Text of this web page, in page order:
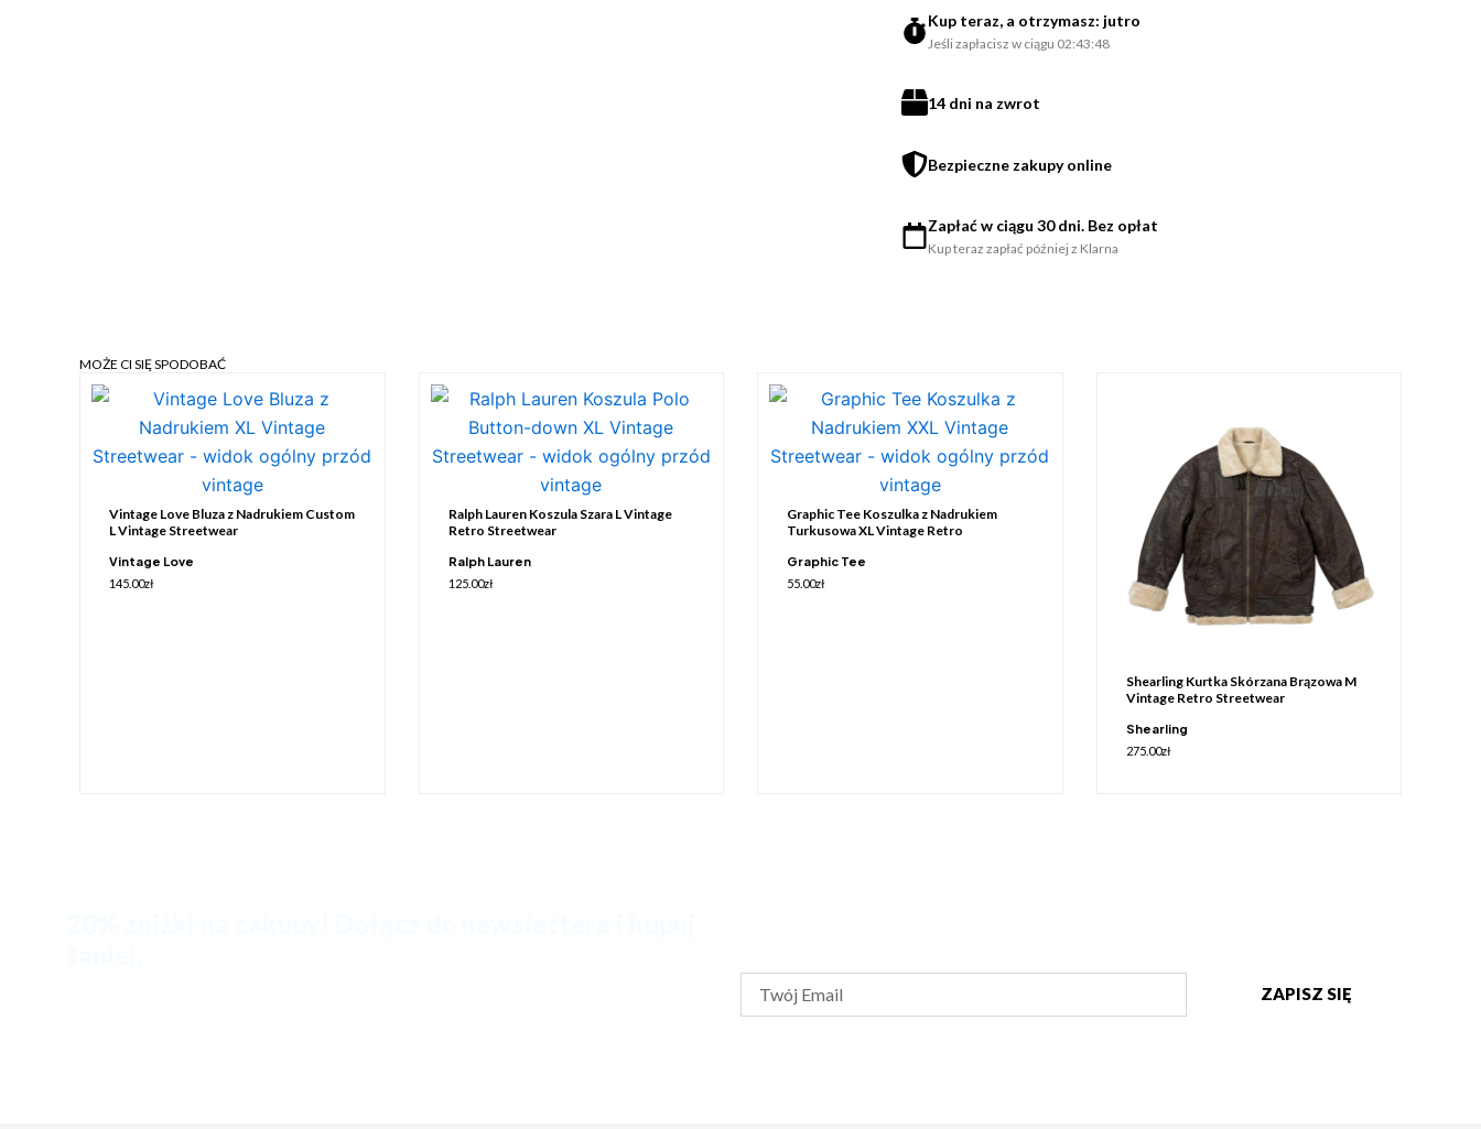
Kup teraz, a otrzymasz: jutro
Jeśli zapłacisz w ciągu 02:43:48
14 dni na zwrot
Bezpieczne zakupy online
Zapłać w ciągu 30 dni. Bez opłat
Kup teraz zapłać później z Klarna
MOŻE CI SIĘ SPODOBAĆ
Vintage Love Bluza z Nadrukiem Custom
L Vintage Streetwear
Vintage Love
145.00zł
Ralph Lauren Koszula Szara L Vintage
Retro Streetwear
Ralph Lauren
125.00zł
Graphic Tee Koszulka z Nadrukiem
Turkusowa XL Vintage Retro
Graphic Tee
55.00zł
Shearling Kurtka Skórzana Brązowa M
Vintage Retro Streetwear
Shearling
275.00zł
ZAPISZ SIĘ